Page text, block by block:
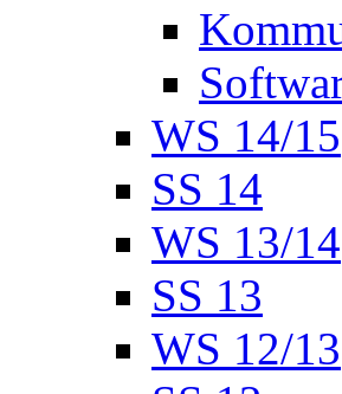
WS 14/15
SS 14
WS 13/14
SS 13
WS 12/13